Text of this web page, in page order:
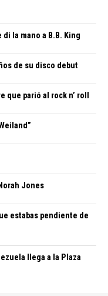
la mano a B.B. King
de su disco debut
parió al rock n’ roll
Jones
estabas pendiente de
llega a la Plaza